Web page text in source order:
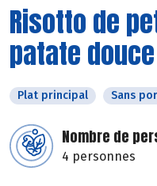
Risotto de
patate
Plat principal Sans
Nombre de
4 personnes